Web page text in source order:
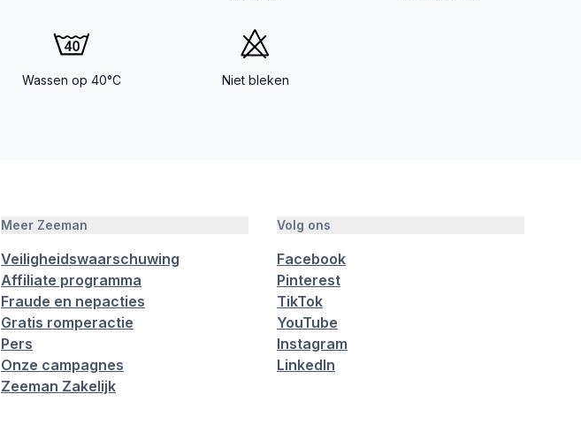
Wassen op 40°C Niet bleken
Meer Zeeman
Veiligheidswaarschuwing
Affiliate programma
Fraude en nepacties
Gratis romperactie
Pers
Onze campagnes
Zeeman Zakelijk
Volg ons
Facebook
Pinterest
TikTok
YouTube
Instagram
LinkedIn